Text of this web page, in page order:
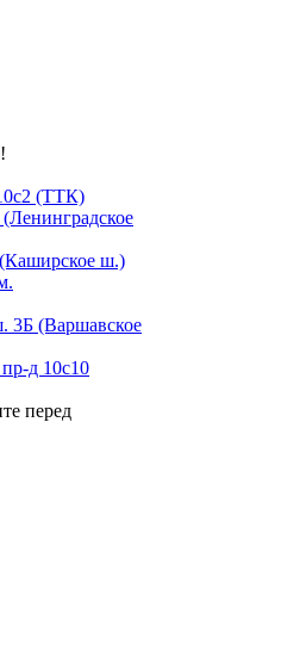
(ТТК)
ш.)
(Варшавское
д 10с10
перед